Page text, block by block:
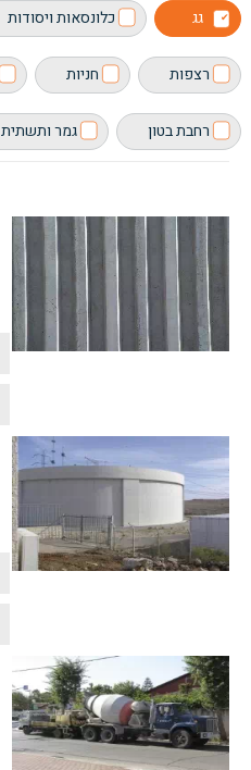
גג כלונסאות ויסודות
רצפות חניות
רחבת בטון גמר ותשתית